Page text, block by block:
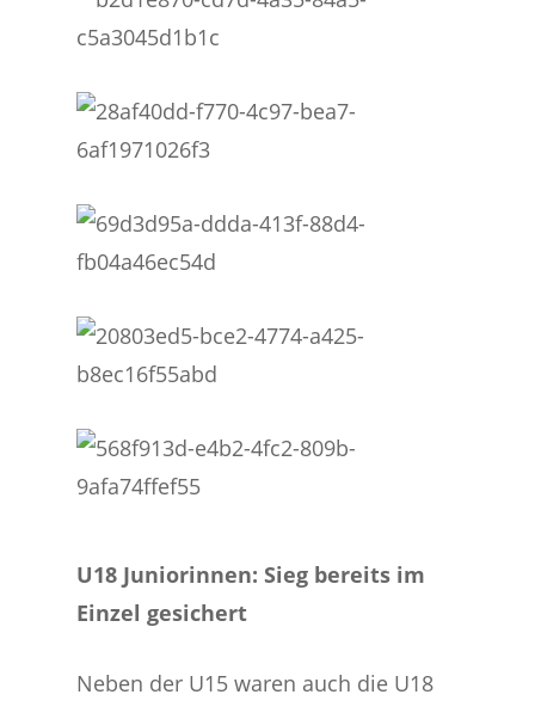
U18 Juniorinnen: Sieg bereits im
Einzel gesichert
Neben der U15 waren auch die U18